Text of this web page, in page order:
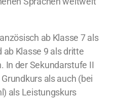
ab Klasse 7 als
Klasse 9 als dritte
In der Sekundarstufe II
als auch (bei
als Leistungskurs